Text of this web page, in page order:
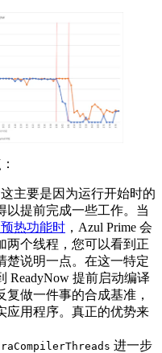
这主要是因为运行开始时的
以提前完成一些工作。当
预热功能时 ，Azul Prime 会
两个线程，您可以看到正
楚说明一点。在这一特定
ReadyNow 提前启动编译
做一件事的合成基准，
应用程序。真正的优势来
进一步